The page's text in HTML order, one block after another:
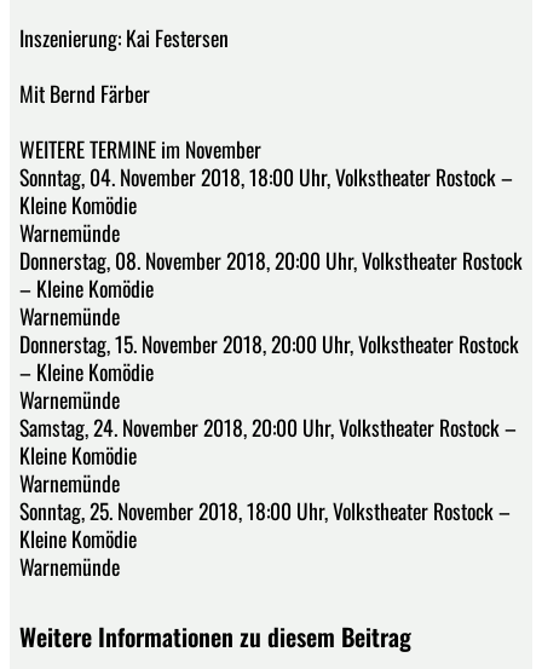
Inszenierung: Kai Festersen
Mit Bernd Färber
WEITERE TERMINE im November
Sonntag, 04. November 2018, 18:00 Uhr, Volkstheater Rostock –
Kleine Komödie
Warnemünde
Donnerstag, 08. November 2018, 20:00 Uhr, Volkstheater Rostock
– Kleine Komödie
Warnemünde
Donnerstag, 15. November 2018, 20:00 Uhr, Volkstheater Rostock
– Kleine Komödie
Warnemünde
Samstag, 24. November 2018, 20:00 Uhr, Volkstheater Rostock –
Kleine Komödie
Warnemünde
Sonntag, 25. November 2018, 18:00 Uhr, Volkstheater Rostock –
Kleine Komödie
Warnemünde
Weitere Informationen zu diesem Beitrag